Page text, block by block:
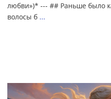
любви»)* --- ## Раньше было
волосы б ...